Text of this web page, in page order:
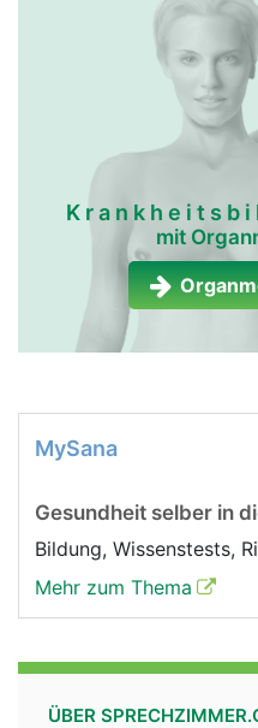
mit
MySana
Gesundheit selber in
Bildung, Wissenstests,
Mehr zum Thema
ÜBER